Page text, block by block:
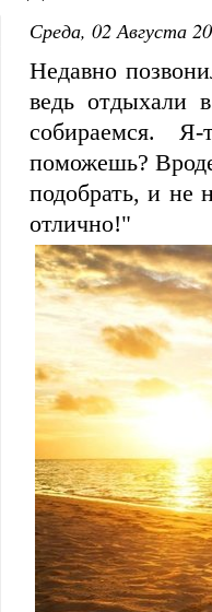
Среда, 02 Августа
Недавно
ведь отдыхали
собираемся.
поможешь?
подобрать, и не
отлично!"